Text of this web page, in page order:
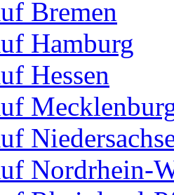
Bremen
Hamburg
Hessen
Nordrhein-